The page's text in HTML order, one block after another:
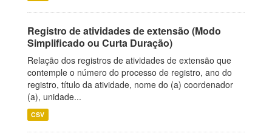
Registro de atividades de extensão (Modo
Simplificado ou Curta Duração)
Relação dos registros de atividades de extensão que
contemple o número do processo de registro, ano do
registro, título da atividade, nome do (a) coordenador
(a), unidade...
CSV